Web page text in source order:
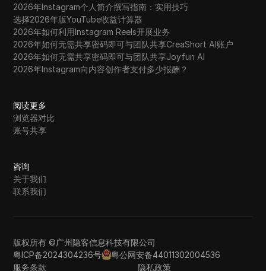
2026年Instagram个人简介撰写指南：实用技巧
选择2026年版YouTube收益计算器
2026年如何利用Instagram Reels开展业务
2026年如何无需共享密码即可与团队共享CreaShort AI账户
2026年如何无需共享密码即可与团队共享Joyfun AI
2026年Instagram向内容创作者支付多少报酬？
阅读更多
浏览器对比
账号共享
咨询
关于我们
联系我们
版权所有 ©广州隐客信息科技有限公司
粤ICP备2024304236号
粤公网安备44011302004536
服务条款
隐私政策